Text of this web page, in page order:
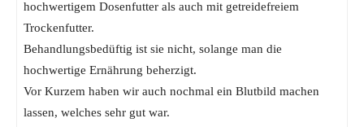
hochwertigem Dosenfutter als auch mit getreidefreiem
Trockenfutter.
Behandlungsbedüftig ist sie nicht, solange man die
hochwertige Ernährung beherzigt.
Vor Kurzem haben wir auch nochmal ein Blutbild machen
lassen, welches sehr gut war.